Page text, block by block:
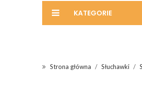
KATEGORIE
Strona główna Słuchawki